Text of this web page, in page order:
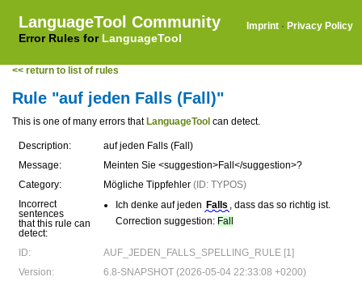
LanguageTool Community
Error Rules for LanguageTool
Imprint · Privacy Policy
<< return to list of rules
Rule "auf jeden Falls (Fall)"
This is one of many errors that LanguageTool can detect.
Description:
auf jeden Falls (Fall)
Message:
Meinten Sie <suggestion>Fall</suggestion>?
Category:
Mögliche Tippfehler (ID: TYPOS)
Incorrect
sentences
that this rule can
detect:
Ich denke auf jeden Falls , dass das so richtig ist.
Correction suggestion: Fall
ID:
AUF_JEDEN_FALLS_SPELLING_RULE [1]
Version:
6.8-SNAPSHOT (2026-05-04 22:33:08 +0200)